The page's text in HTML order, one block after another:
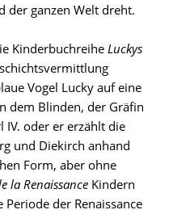
der ganzen Welt dreht.
Kinderbuchreihe Luckys
Vogel Lucky auf eine
dem Blinden, der Gräfin
IV. oder er erzählt die
und Diekirch anhand
Form, aber ohne
la Renaissance Kindern
der Renaissance